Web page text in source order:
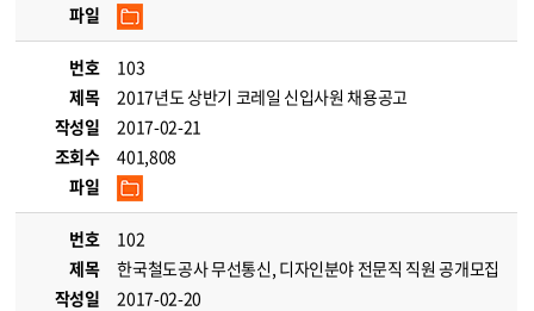
파일
번호
103
제목
2017년도 상반기 코레일 신입사원 채용공고
작성일
2017-02-21
조회수
401,808
파일
번호
102
제목
한국철도공사 무선통신, 디자인분야 전문직 직원 공개모집
작성일
2017-02-20